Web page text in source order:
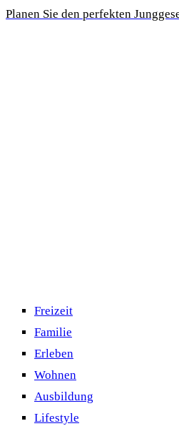
Planen Sie den perfekten
Freizeit
Familie
Erleben
Wohnen
Ausbildung
Lifestyle